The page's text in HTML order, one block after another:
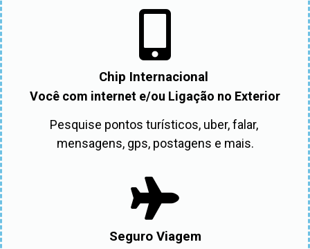
Chip Internacional
Você com internet e/ou Ligação no Exterior
Pesquise pontos turísticos, uber, falar,
mensagens, gps, postagens e mais.
Seguro Viagem